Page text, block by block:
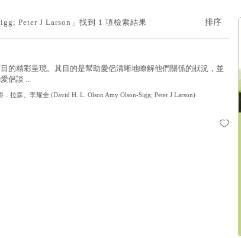
Peter J Larson」找到 1 項檢索結果
的精彩呈現。其目的是幫助愛侶清晰地瞭解他們關係的狀況，並
侶談 ...
．拉森、李耀全 (David H. L. Olson Amy Olson-Sigg; Peter J Larson)